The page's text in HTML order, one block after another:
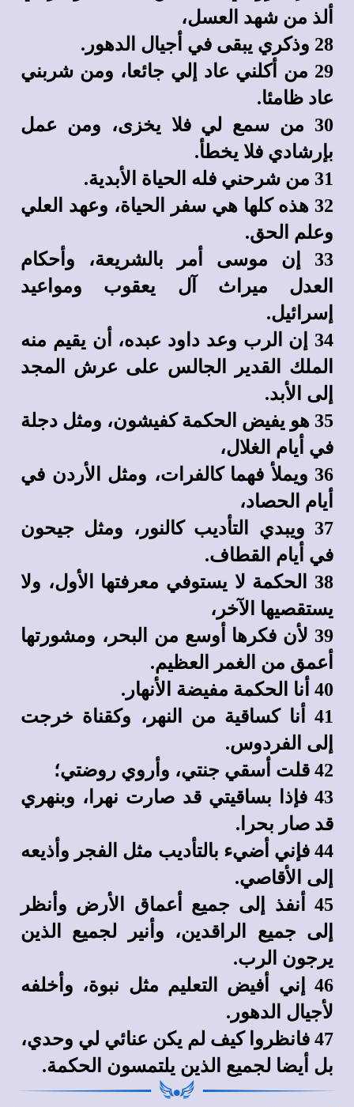
ألذ من شهد العسل،
28 وذكري يبقى في أجيال الدهور.
29 من أكلني عاد إلي جائعا، ومن شربني
عاد ظامئا.
30 من سمع لي فلا يخزى، ومن عمل
بإرشادي فلا يخطأ.
31 من شرحني فله الحياة الأبدية.
32 هذه كلها هي سفر الحياة، وعهد العلي
وعلم الحق.
33 إن موسى أمر بالشريعة، وأحكام
العدل ميراث آل يعقوب ومواعيد
إسرائيل.
34 إن الرب وعد داود عبده، أن يقيم منه
الملك القدير الجالس على عرش المجد
إلى الأبد.
35 هو يفيض الحكمة كفيشون، ومثل دجلة
في أيام الغلال،
36 ويملأ فهما كالفرات، ومثل الأردن في
أيام الحصاد،
37 ويبدي التأديب كالنور، ومثل جيحون
في أيام القطاف.
38 الحكمة لا يستوفي معرفتها الأول، ولا
يستقصيها الآخر،
39 لأن فكرها أوسع من البحر، ومشورتها
أعمق من الغمر العظيم.
40 أنا الحكمة مفيضة الأنهار.
41 أنا كساقية من النهر، وكقناة خرجت
إلى الفردوس.
42 قلت أسقي جنتي، وأروي روضتي؛
43 فإذا بساقيتي قد صارت نهرا، وبنهري
قد صار بحرا.
44 فإني أضيء بالتأديب مثل الفجر وأذيعه
إلى الأقاصي.
45 أنفذ إلى جميع أعماق الأرض وأنظر
إلى جميع الراقدين، وأنير لجميع الذين
يرجون الرب.
46 إني أفيض التعليم مثل نبوة، وأخلفه
لأجيال الدهور.
47 فانظروا كيف لم يكن عنائي لي وحدي،
بل أيضا لجميع الذين يلتمسون الحكمة.